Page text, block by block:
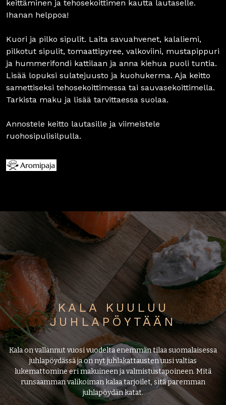
keittäminen ja tehosekoittimen kautta lautaselle.
Ihanan helppoa!
Kuori ja pilko sipulit. Laita savuahvenet, kalaliemi,
pilkotut sipulit, tomaattipyree, valkoviini, mustapippuri
ja hummerifondi kattilaan ja anna kiehua puoli tuntia.
Lisää lopuksi sulatejuusto ja kuohukerma. Aja keitto
samettiseksi tehosekoittimessa tai sauvasekoittimella.
Tarkista maku ja lisää tarvittaessa suolaa.
Annostele keitto lautasille ja viimeistele
ruohosipulisilpulla.
KALA KUULUU
JUHLAPÖYTÄÄN
Kala on vallannut vuosi vuodelta enemmän tilaa suomalaisessa
juhlapöydässä ja on nyt juhlakattausten uusi valtias
lukemattomine eri makuineen ja valmistustapoineen. Mitä
runsaamman valikoiman kalaa tarjoilet, sitä paremman
juhlapöydän katat.